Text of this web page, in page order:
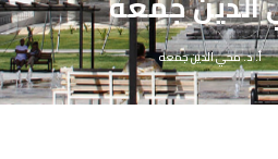
أ. د. محي الدين جمعه